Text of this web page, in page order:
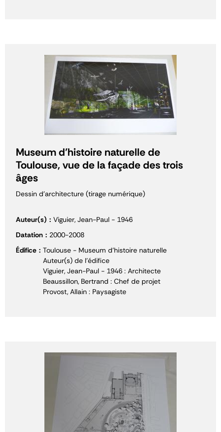
Museum d'histoire naturelle de
Toulouse, vue de la façade des trois
âges
Dessin d'architecture (tirage numérique)
Auteur(s)
Viguier, Jean-Paul - 1946
Datation
2000-2008
Édifice
Toulouse - Museum d'histoire naturelle
Auteur(s) de l'édifice
Viguier, Jean-Paul - 1946 : Architecte
Beaussillon, Bertrand : Chef de projet
Provost, Allain : Paysagiste